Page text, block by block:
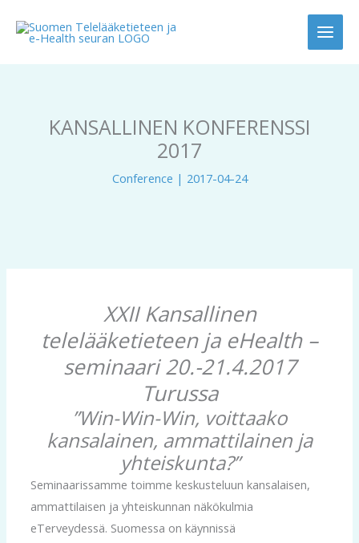
KANSALLINEN KONFERENSSI
2017
Conference | 2017-04-24
XXII Kansallinen
telelääketieteen ja eHealth –
seminaari 20.-21.4.2017
Turussa
”Win-Win-Win, voittaako
kansalainen, ammattilainen ja
yhteiskunta?”
Seminaarissamme toimme keskusteluun kansalaisen,
ammattilaisen ja yhteiskunnan näkökulmia
eTerveydessä. Suomessa on käynnissä